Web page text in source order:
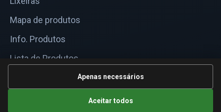
Mapa de produtos
Info. Produtos
Lista de Produtos
Informações TécnicasApenas necessários
Aceitar todos